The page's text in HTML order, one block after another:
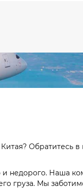
Обратитесь
недорого. Наша
груза. Мы